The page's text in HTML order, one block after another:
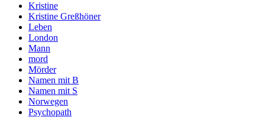
Kristine
Kristine Greßhöner
Leben
London
Mann
mord
Mörder
Namen mit B
Namen mit S
Norwegen
Psychopath